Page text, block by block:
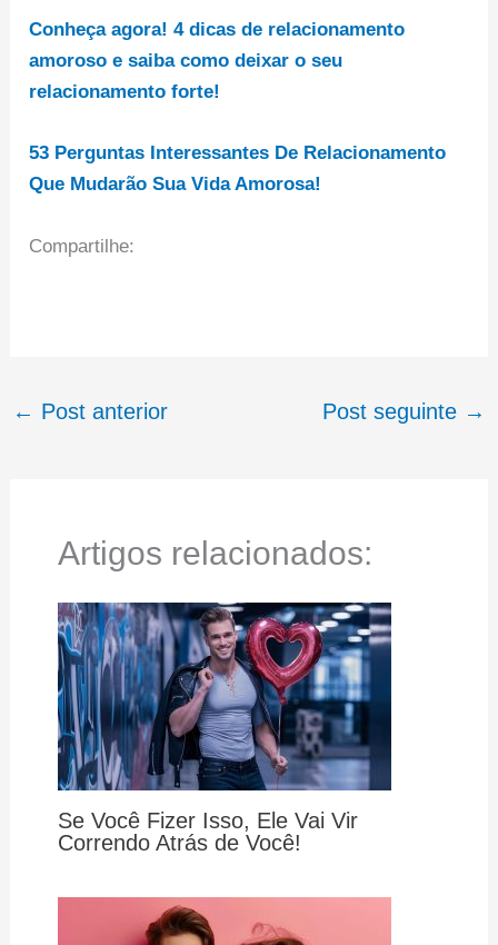
Conheça agora! 4 dicas de relacionamento
amoroso e saiba como deixar o seu
relacionamento forte!
53 Perguntas Interessantes De Relacionamento
Que Mudarão Sua Vida Amorosa!
Compartilhe:
← Post anterior Post seguinte →
Artigos relacionados:
Se Você Fizer Isso, Ele Vai Vir
Correndo Atrás de Você!